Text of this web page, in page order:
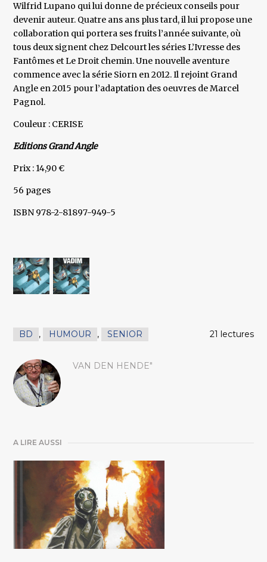
Wilfrid Lupano qui lui donne de précieux conseils pour
devenir auteur. Quatre ans ans plus tard, il lui propose une
collaboration qui portera ses fruits l’année suivante, où
tous deux signent chez Delcourt les séries L’Ivresse des
Fantômes et Le Droit chemin. Une nouvelle aventure
commence avec la série Siorn en 2012. Il rejoint Grand
Angle en 2015 pour l’adaptation des oeuvres de Marcel
Pagnol.
Couleur : CERISE
Editions Grand Angle
Prix : 14,90 €
56 pages
ISBN 978-2-81897-949-5
BD , HUMOUR , SENIOR 21 lectures
VAN DEN HENDE"
A LIRE AUSSI